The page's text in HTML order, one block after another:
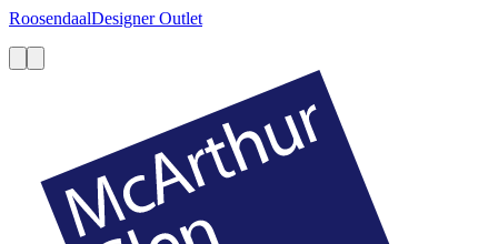
RoosendaalDesigner Outlet